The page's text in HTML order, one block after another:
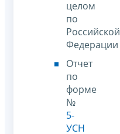
целом
по
Российской
Федерации
Отчет
по
форме
№
5-
УСН